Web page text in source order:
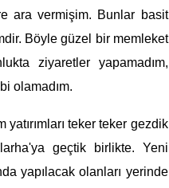
ara vermişim. Bunlar basit
Böyle güzel bir memleket
ziyaretler yapamadım,
olamadım.
teker teker gezdik
geçtik birlikte. Yeni
yapılacak olanları yerinde